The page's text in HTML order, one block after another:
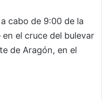
cabo de 9:00 de la
el cruce del bulevar
de Aragón, en el